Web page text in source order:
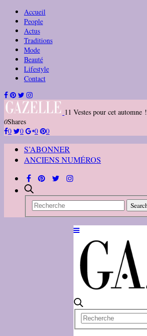
Accueil
People
Actus
Traditions
Mode
Beauté
Lifestyle
Contact
11 Vestes pour cet automne !
0Shares
0
0 0 0
S’ABONNER
ANCIENS NUMÉROS